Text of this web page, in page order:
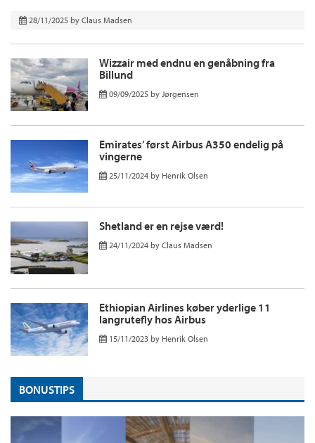
28/11/2025 by Claus Madsen
Wizzair med endnu en genåbning fra
Billund
09/09/2025 by Jørgensen
Emirates’ først Airbus A350 endelig på
vingerne
25/11/2024 by Henrik Olsen
Shetland er en rejse værd!
24/11/2024 by Claus Madsen
Ethiopian Airlines køber yderlige 11
langrutefly hos Airbus
15/11/2023 by Henrik Olsen
BONUSTIPS